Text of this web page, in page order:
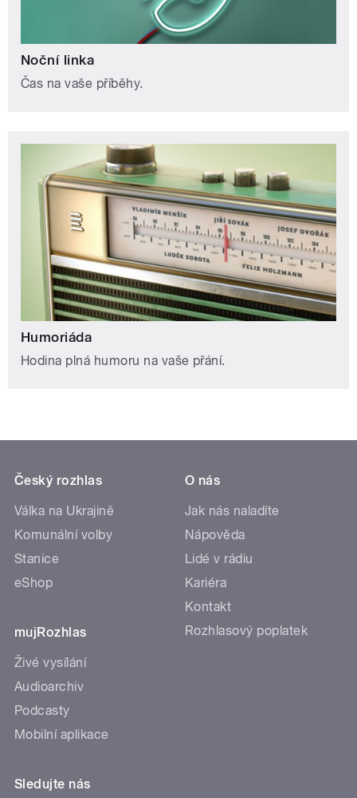
Noční linka
Čas na vaše příběhy.
Humoriáda
Hodina plná humoru na vaše přání.
Český rozhlas
Válka na Ukrajině
Komunální volby
Stanice
eShop
mujRozhlas
Živé vysílání
Audioarchiv
Podcasty
Mobilní aplikace
O nás
Jak nás naladíte
Nápověda
Lidé v rádiu
Kariéra
Kontakt
Rozhlasový poplatek
Sledujte nás